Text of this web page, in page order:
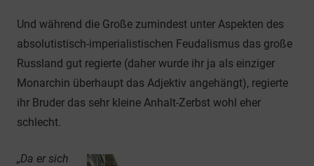
Und während die Große zumindest unter Aspekten des
absolutistisch-imperialistischen Feudalismus das große
Russland gut regierte (daher wurde ihr ja als einziger
Monarchin überhaupt das Adjektiv angehängt), regierte
ihr Bruder das sehr kleine Anhalt-Zerbst wohl eher
schlecht.
„Da er sich